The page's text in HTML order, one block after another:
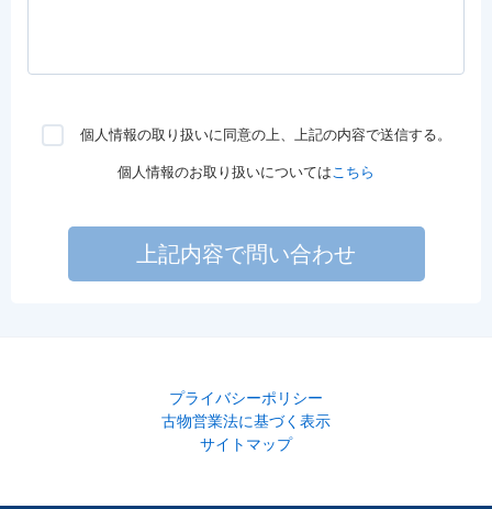
個人情報の取り扱いに同意の上、上記の内容で送信する。
個人情報のお取り扱いについてはこちら
上記内容で問い合わせ
プライバシーポリシー
古物営業法に基づく表示
サイトマップ